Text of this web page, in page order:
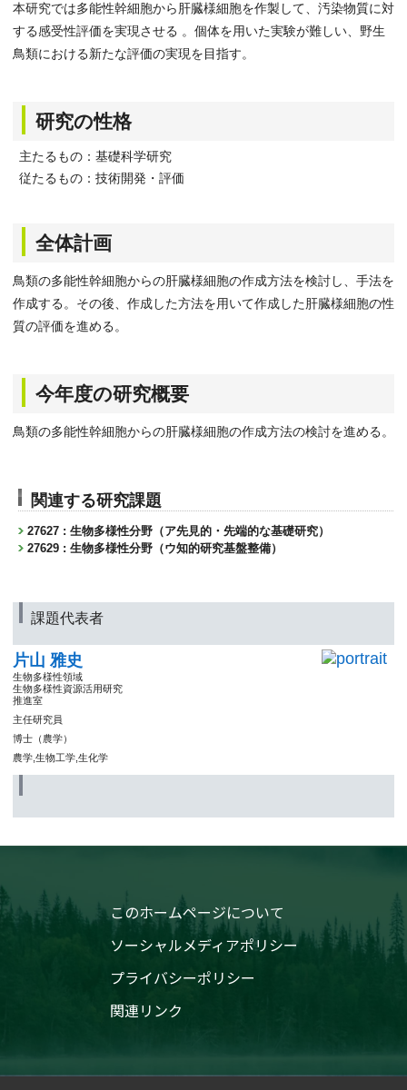
本研究では多能性幹細胞から肝臓様細胞を作製して、汚染物質に対
する感受性評価を実現させる 。個体を用いた実験が難しい、野生
鳥類における新たな評価の実現を目指す。
研究の性格
主たるもの：基礎科学研究
従たるもの：技術開発・評価
全体計画
鳥類の多能性幹細胞からの肝臓様細胞の作成方法を検討し、手法を
作成する。その後、作成した方法を用いて作成した肝臓様細胞の性
質の評価を進める。
今年度の研究概要
鳥類の多能性幹細胞からの肝臓様細胞の作成方法の検討を進める。
関連する研究課題
27627 : 生物多様性分野（ア先見的・先端的な基礎研究）
27629 : 生物多様性分野（ウ知的研究基盤整備）
課題代表者
片山 雅史
生物多様性領域
生物多様性資源活用研究
推進室
主任研究員
博士（農学）
農学,生物工学,生化学
このホームページについて
ソーシャルメディアポリシー
プライバシーポリシー
関連リンク